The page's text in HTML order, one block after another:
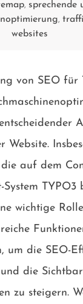
, sprechende
,
websites
von SEO für
Website.
die auf dem
TYPO3
wichtige
um die SEO-
und die
zu steigern.